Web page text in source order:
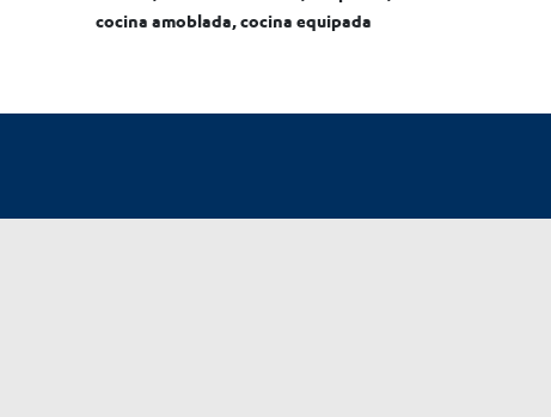
cocina amoblada, cocina equipada